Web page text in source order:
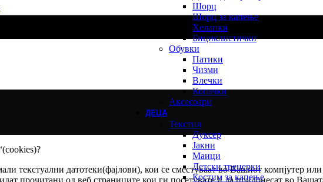
Шорц
Шорц за капење
Хеланки
Бициклистички
Обувки
Патики
Чизми
Влечки
Копачки
Аксесоари
ДЕЦА
Текстил
Дуксер
Јакни
Маици
Детски тренерки
Костим за капење
текстуални датотеки(фајлови), кои се сместуваат во Вашиот компјутер
прочитани од веб страниците кои ги посетувате и да придонесат во